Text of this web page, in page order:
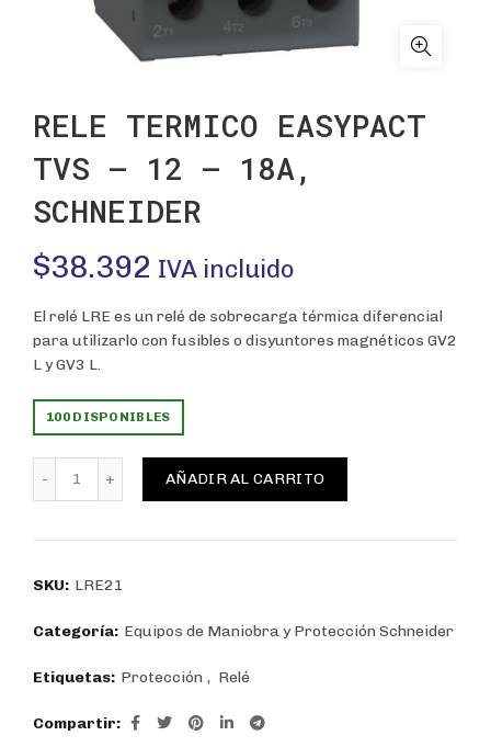
RELE TERMICO EASYPACT
TVS – 12 – 18A,
SCHNEIDER
$38.392 IVA incluido
El relé LRE es un relé de sobrecarga térmica diferencial
para utilizarlo con fusibles o disyuntores magnéticos GV2
L y GV3 L.
100 DISPONIBLES
RELE TERMICO EASYPACT TVS - 12 - 18A,
AÑADIR AL CARRITO
SKU: LRE21
Categoría: Equipos de Maniobra y Protección Schneider
Etiquetas: Protección , Relé
Compartir